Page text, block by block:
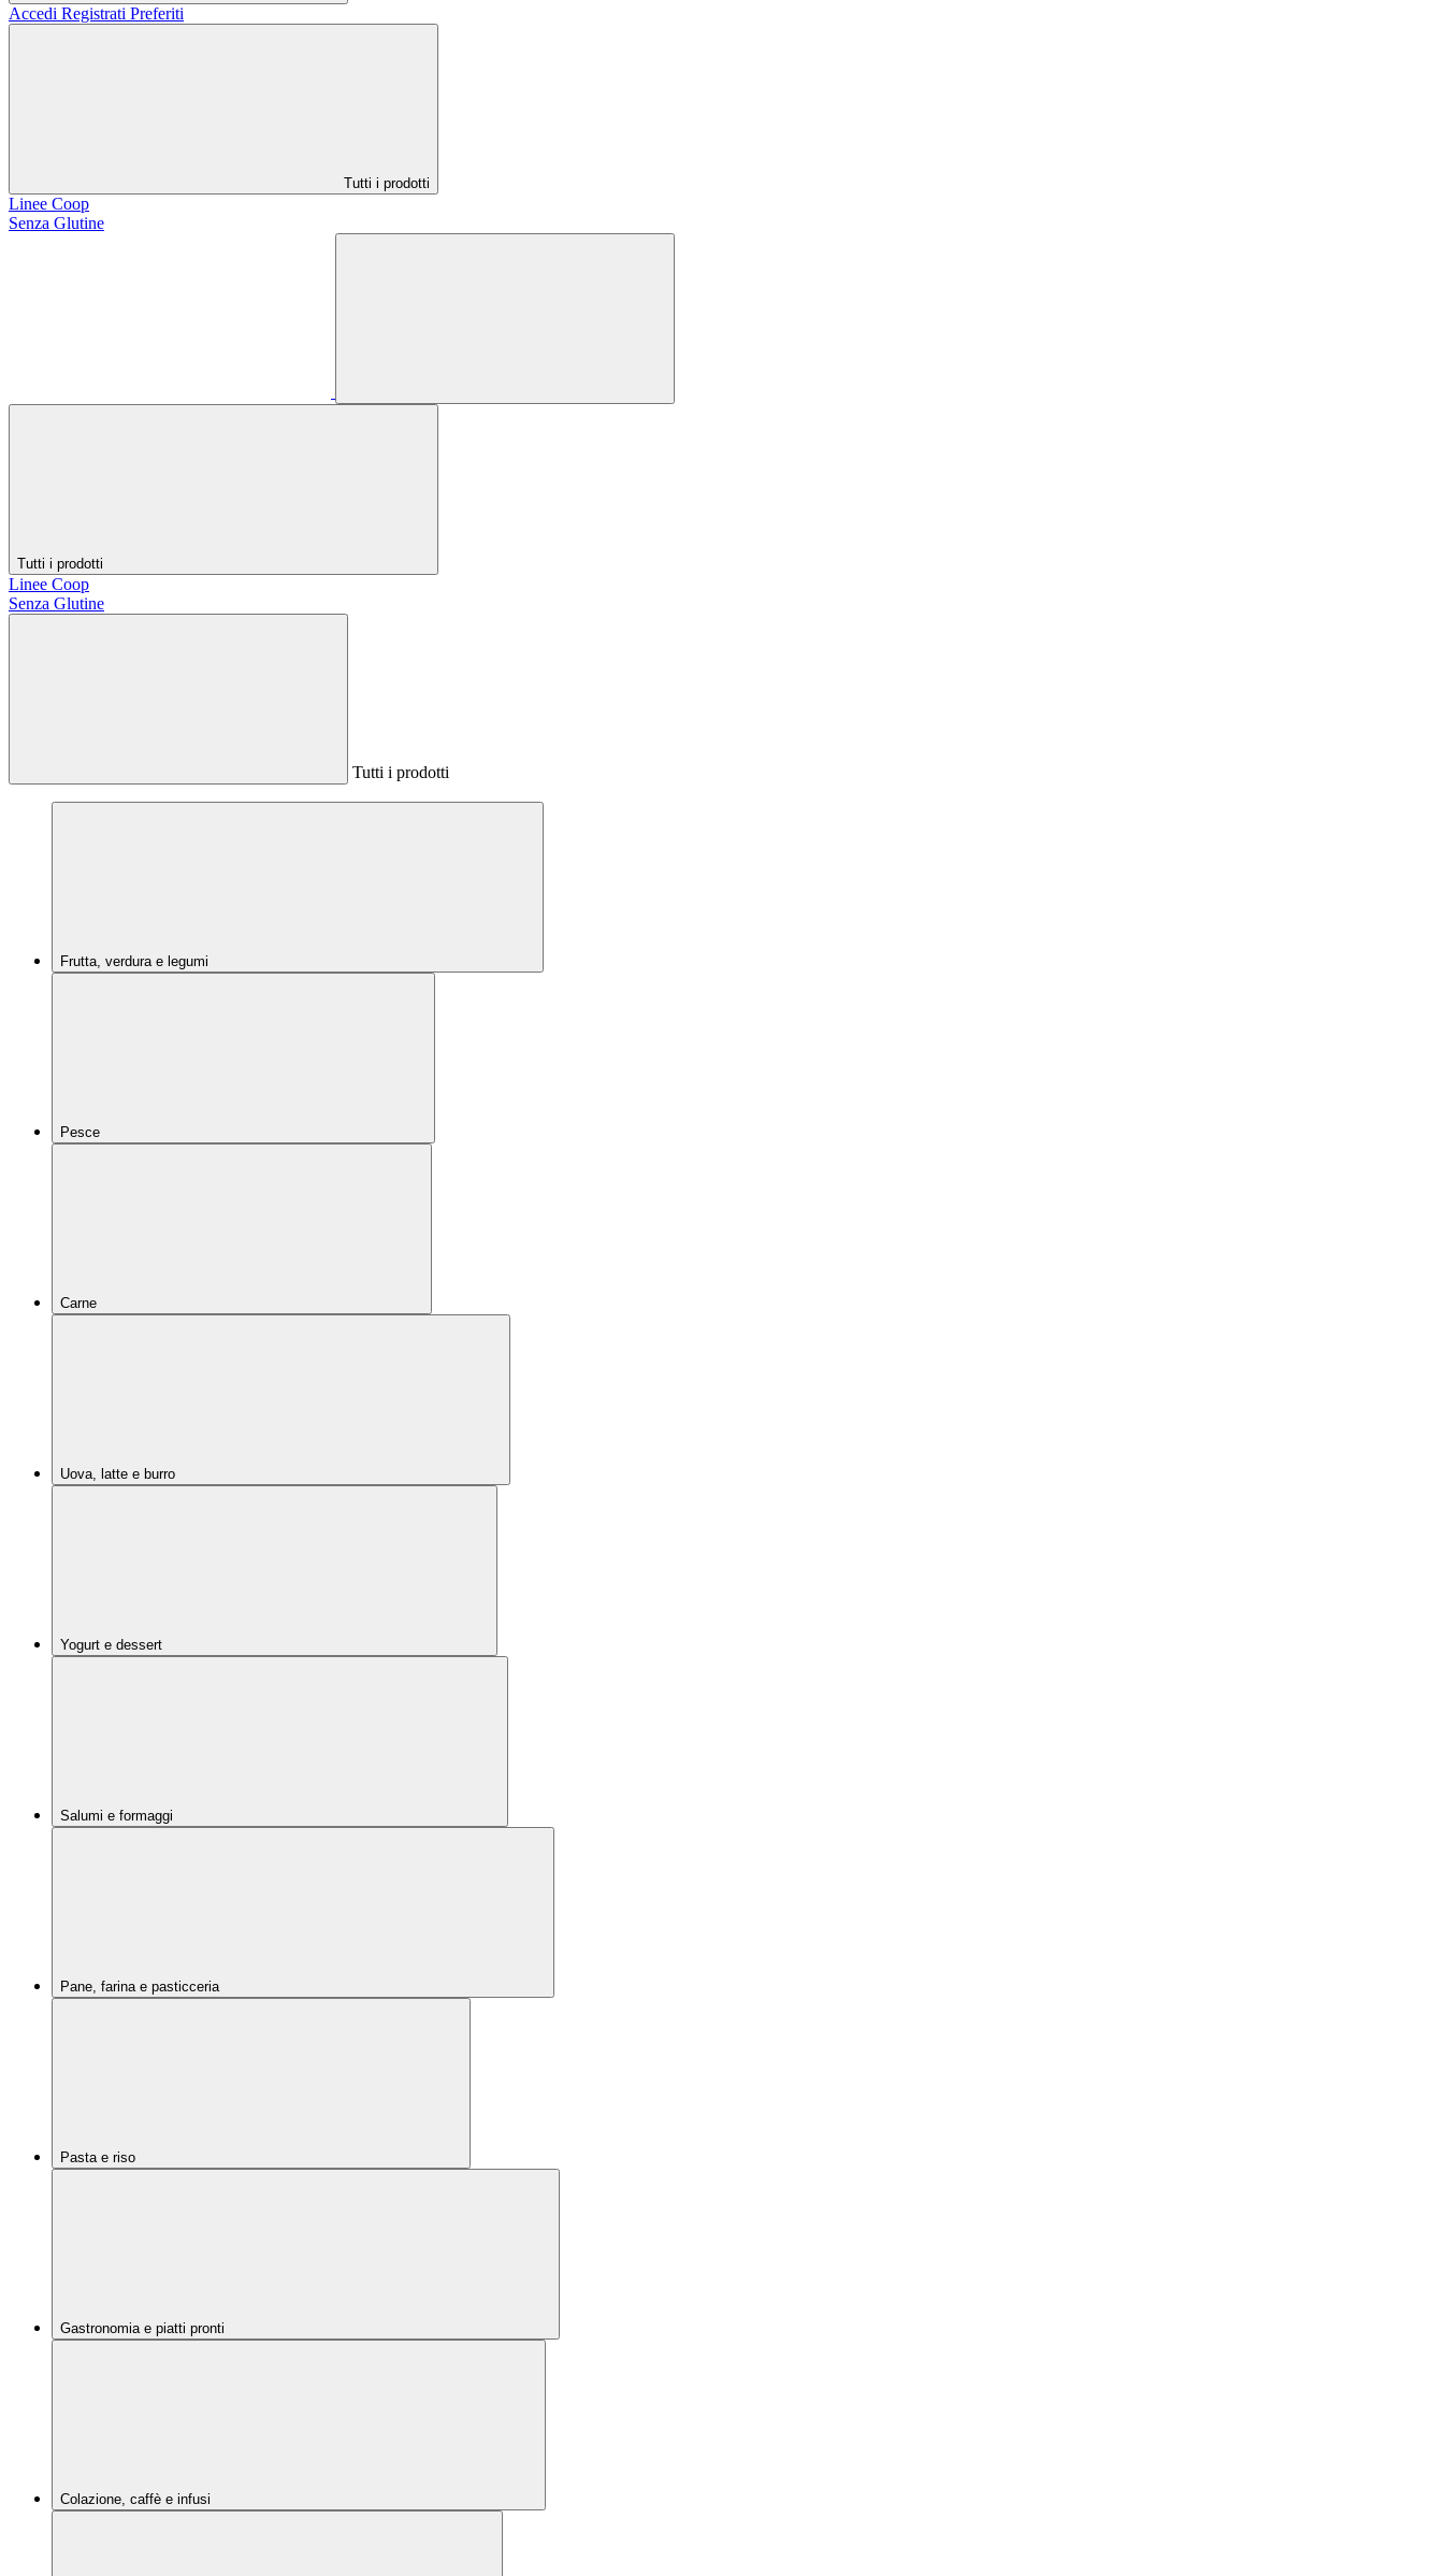
Accedi Registrati Preferiti
Tutti i prodotti
Linee Coop
Senza Glutine
Tutti i prodotti
Linee Coop
Senza Glutine
Tutti i prodotti
Frutta, verdura e legumi
Pesce
Carne
Uova, latte e burro
Yogurt e dessert
Salumi e formaggi
Pane, farina e pasticceria
Pasta e riso
Gastronomia e piatti pronti
Colazione, caffè e infusi